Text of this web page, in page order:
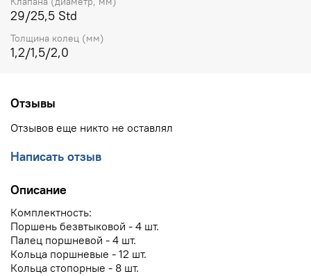
29/25,5 Std
Толщина колец (мм)
1,2/1,5/2,0
Отзывы
Отзывов еще никто не оставлял
Написать отзыв
Описание
Комплектность:
Поршень безвтыковой - 4 шт.
Палец поршневой - 4 шт.
Кольца поршневые - 12 шт.
Кольца стопорные - 8 шт.